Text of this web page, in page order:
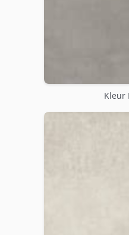
Kleur